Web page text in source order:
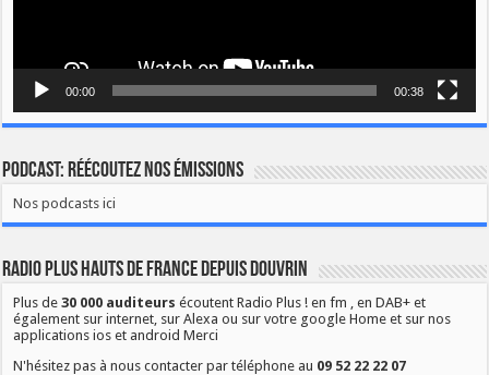
00:00 00:38
Podcast: Réécoutez nos émissions
Nos podcasts ici
Radio Plus Hauts de France depuis Douvrin
Plus de30 000 auditeurs écoutent Radio Plus ! en fm , en DAB+ et
également sur internet, sur Alexa ou sur votre google Home et sur nos
applications ios et android Merci
N'hésitez pas à nous contacter par téléphone au 09 52 22 22 07